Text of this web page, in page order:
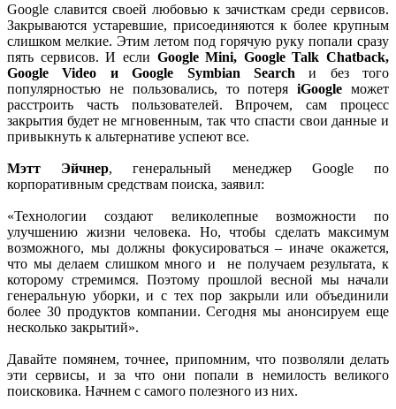
Google славится своей любовью к зачисткам среди сервисов.
Закрываются устаревшие, присоединяются к более крупным
слишком мелкие. Этим летом под горячую руку попали сразу
пять сервисов. И если Google Mini, Google Talk Chatback,
Google Video и Google Symbian Search и без того
популярностью не пользовались, то потеряiGoogleможет
расстроить часть пользователей. Впрочем, сам процесс
закрытия будет не мгновенным, так что спасти свои данные и
привыкнуть к альтернативе успеют все.
Мэтт Эйчнер, генеральный менеджер Google по
корпоративным средствам поиска, заявил:
«Технологии создают великолепные возможности по
улучшению жизни человека. Но, чтобы сделать максимум
возможного, мы должны фокусироваться – иначе окажется,
что мы делаем слишком много и не получаем результата, к
которому стремимся. Поэтому прошлой весной мы начали
генеральную уборки, и с тех пор закрыли или объединили
более 30 продуктов компании. Сегодня мы анонсируем еще
несколько закрытий».
Давайте помянем, точнее, припомним, что позволяли делать
эти сервисы, и за что они попали в немилость великого
поисковика. Начнем с самого полезного из них.